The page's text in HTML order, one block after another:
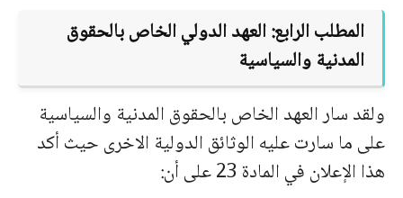
المطلب الرابع: العهد الدولي الخاص بالحقوق
المدنية والسياسية
ولقد سار العهد الخاص بالحقوق المدنية والسياسية
على ما سارت عليه الوثائق الدولية الاخرى حيث أكد
هذا الإعلان في المادة 23 على أن: